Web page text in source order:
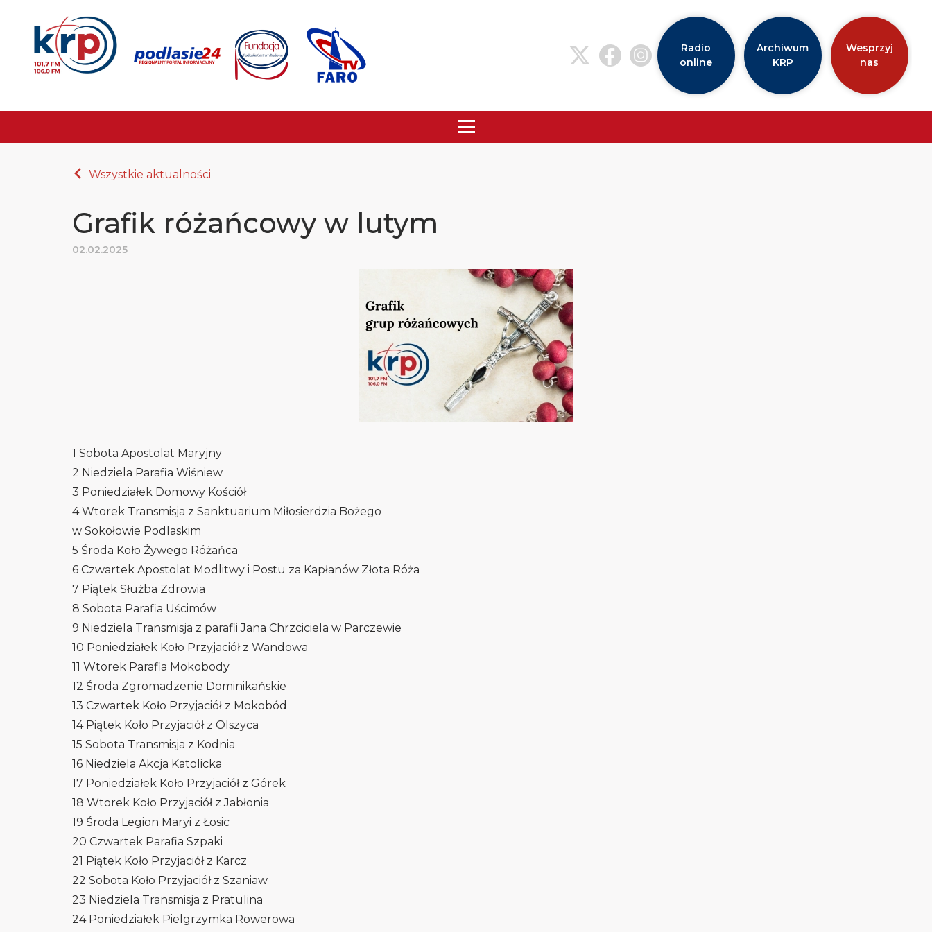
Radio
online
Archiwum
KRP
Wesprzyj
nas
Wszystkie aktualności
Grafik różańcowy w lutym
02.02.2025
1 Sobota Apostolat Maryjny
2 Niedziela Parafia Wiśniew
3 Poniedziałek Domowy Kościół
4 Wtorek Transmisja z Sanktuarium Miłosierdzia Bożego
w Sokołowie Podlaskim
5 Środa Koło Żywego Różańca
6 Czwartek Apostolat Modlitwy i Postu za Kapłanów Złota Róża
7 Piątek Służba Zdrowia
8 Sobota Parafia Uścimów
9 Niedziela Transmisja z parafii Jana Chrzciciela w Parczewie
10 Poniedziałek Koło Przyjaciół z Wandowa
11 Wtorek Parafia Mokobody
12 Środa Zgromadzenie Dominikańskie
13 Czwartek Koło Przyjaciół z Mokobód
14 Piątek Koło Przyjaciół z Olszyca
15 Sobota Transmisja z Kodnia
16 Niedziela Akcja Katolicka
17 Poniedziałek Koło Przyjaciół z Górek
18 Wtorek Koło Przyjaciół z Jabłonia
19 Środa Legion Maryi z Łosic
20 Czwartek Parafia Szpaki
21 Piątek Koło Przyjaciół z Karcz
22 Sobota Koło Przyjaciół z Szaniaw
23 Niedziela Transmisja z Pratulina
24 Poniedziałek Pielgrzymka Rowerowa